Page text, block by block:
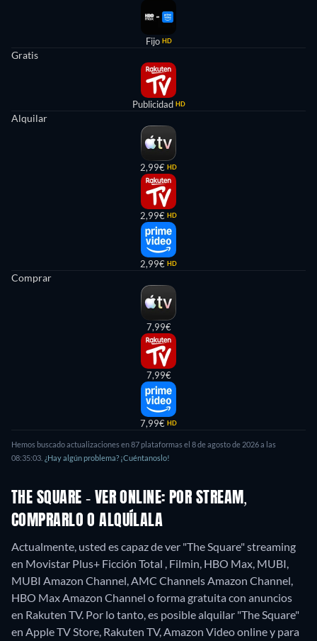
Fijo HD
Gratis
Publicidad HD
Alquilar
2,99€ HD
2,99€ HD
2,99€ HD
Comprar
7,99€
7,99€
7,99€ HD
Hemos buscado actualizaciones en87plataformas el 8 de agosto de 2026a las
08:35:03 ¿Hay algún problema? ¡Cuéntanoslo!
THE SQUARE - VER ONLINE: POR STREAM,
COMPRARLO O ALQUÍLALA
Actualmente, usted es capaz de ver "The Square" streaming
en Movistar Plus+ Ficción Total , Filmin, HBO Max, MUBI,
MUBI Amazon Channel, AMC Channels Amazon Channel,
HBO Max Amazon Channel o forma gratuita con anuncios
en Rakuten TV. Por lo tanto, es posible alquilar "The Square"
en Apple TV Store, Rakuten TV, Amazon Video online y para